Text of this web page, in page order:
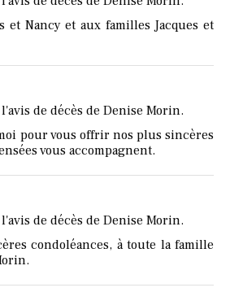
et Nancy et aux familles Jacques et
de décès de Denise Morin.
pour vous offrir nos plus sincères
vous accompagnent.
de décès de Denise Morin.
condoléances, à toute la famille